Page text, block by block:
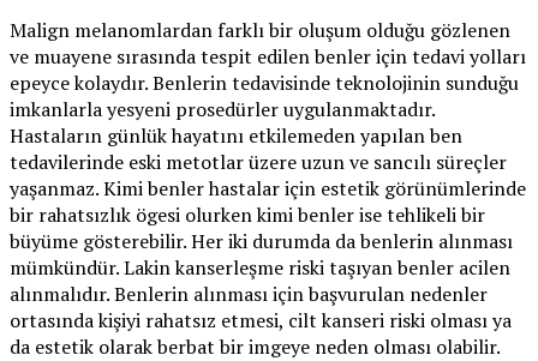
Malign melanomlardan farklı bir oluşum olduğu gözlenen
ve muayene sırasında tespit edilen benler için tedavi yolları
epeyce kolaydır. Benlerin tedavisinde teknolojinin sunduğu
imkanlarla yesyeni prosedürler uygulanmaktadır.
Hastaların günlük hayatını etkilemeden yapılan ben
tedavilerinde eski metotlar üzere uzun ve sancılı süreçler
yaşanmaz. Kimi benler hastalar için estetik görünümlerinde
bir rahatsızlık ögesi olurken kimi benler ise tehlikeli bir
büyüme gösterebilir. Her iki durumda da benlerin alınması
mümkündür. Lakin kanserleşme riski taşıyan benler acilen
alınmalıdır. Benlerin alınması için başvurulan nedenler
ortasında kişiyi rahatsız etmesi, cilt kanseri riski olması ya
da estetik olarak berbat bir imgeye neden olması olabilir.